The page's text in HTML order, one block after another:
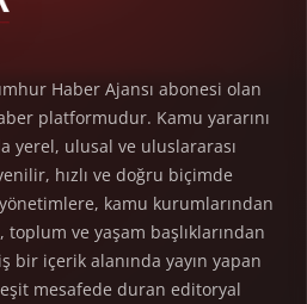
Haber Ajansı abonesi olan
platformudur. Kamu yararını
yerel, ulusal ve uluslararası
hızlı ve doğru biçimde
kamu kurumlarından
ve yaşam başlıklarından
bir içerik alanında yayın yapan
mesafede duran editoryal